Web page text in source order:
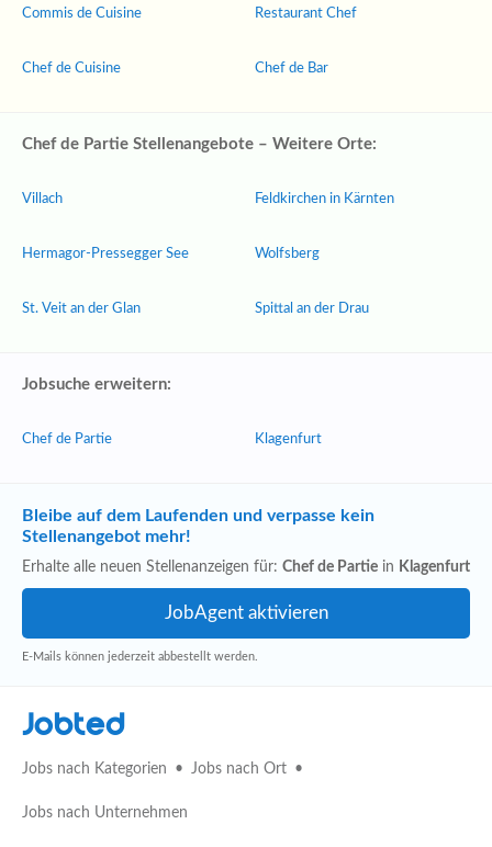
Commis de Cuisine
Chef de Cuisine
Restaurant Chef
Chef de Bar
Chef de Partie Stellenangebote – Weitere Orte:
Villach
Hermagor-Pressegger See
St. Veit an der Glan
Feldkirchen in Kärnten
Wolfsberg
Spittal an der Drau
Jobsuche erweitern:
Chef de Partie Klagenfurt
Bleibe auf dem Laufenden und verpasse kein
Stellenangebot mehr!
Erhalte alle neuen Stellenanzeigen für: Chef de Partie in Klagenfurt
E-Mails können jederzeit abbestellt werden.
Jobted
Jobs nach Kategorien Jobs nach Ort
Jobs nach Unternehmen